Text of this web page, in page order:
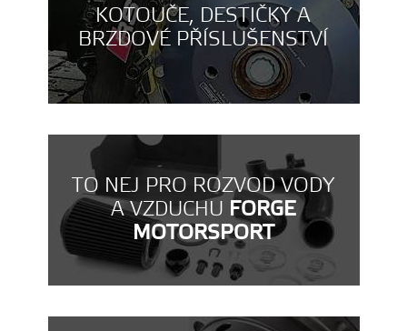
KOTOUČE, DESTIČKY A
BRZDOVÉ PŘÍSLUŠENSTVÍ
TO NEJ PRO ROZVOD VODY
A VZDUCHU FORGE
MOTORSPORT